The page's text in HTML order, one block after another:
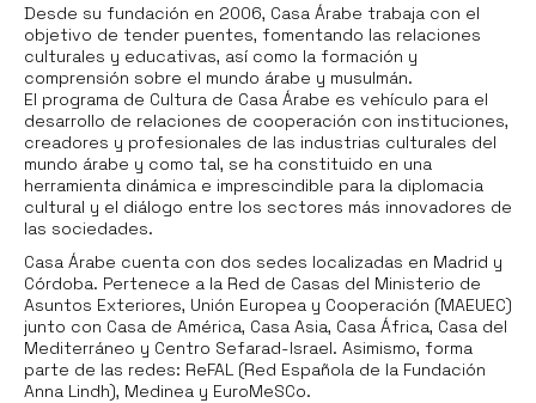
Desde su fundación en 2006, Casa Árabe trabaja con el
objetivo de tender puentes, fomentando las relaciones
culturales y educativas, así como la formación y
comprensión sobre el mundo árabe y musulmán.
El programa de Cultura de Casa Árabe es vehículo para el
desarrollo de relaciones de cooperación con instituciones,
creadores y profesionales de las industrias culturales del
mundo árabe y como tal, se ha constituido en una
herramienta dinámica e imprescindible para la diplomacia
cultural y el diálogo entre los sectores más innovadores de
las sociedades.
Casa Árabe cuenta con dos sedes localizadas en Madrid y
Córdoba. Pertenece a la Red de Casas del Ministerio de
Asuntos Exteriores, Unión Europea y Cooperación (MAEUEC)
junto con Casa de América, Casa Asia, Casa África, Casa del
Mediterráneo y Centro Sefarad-Israel. Asimismo, forma
parte de las redes: ReFAL (Red Española de la Fundación
Anna Lindh), Medinea y EuroMeSCo.